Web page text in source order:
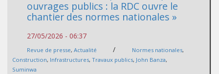
ouvrages publics : la RDC ouvre le
chantier des normes nationales »
27/05/2026 - 06:37
Revue de presse, Actualité / Normes nationales,
Construction, Infrastructures, Travaux publics, John Banza,
Suminwa